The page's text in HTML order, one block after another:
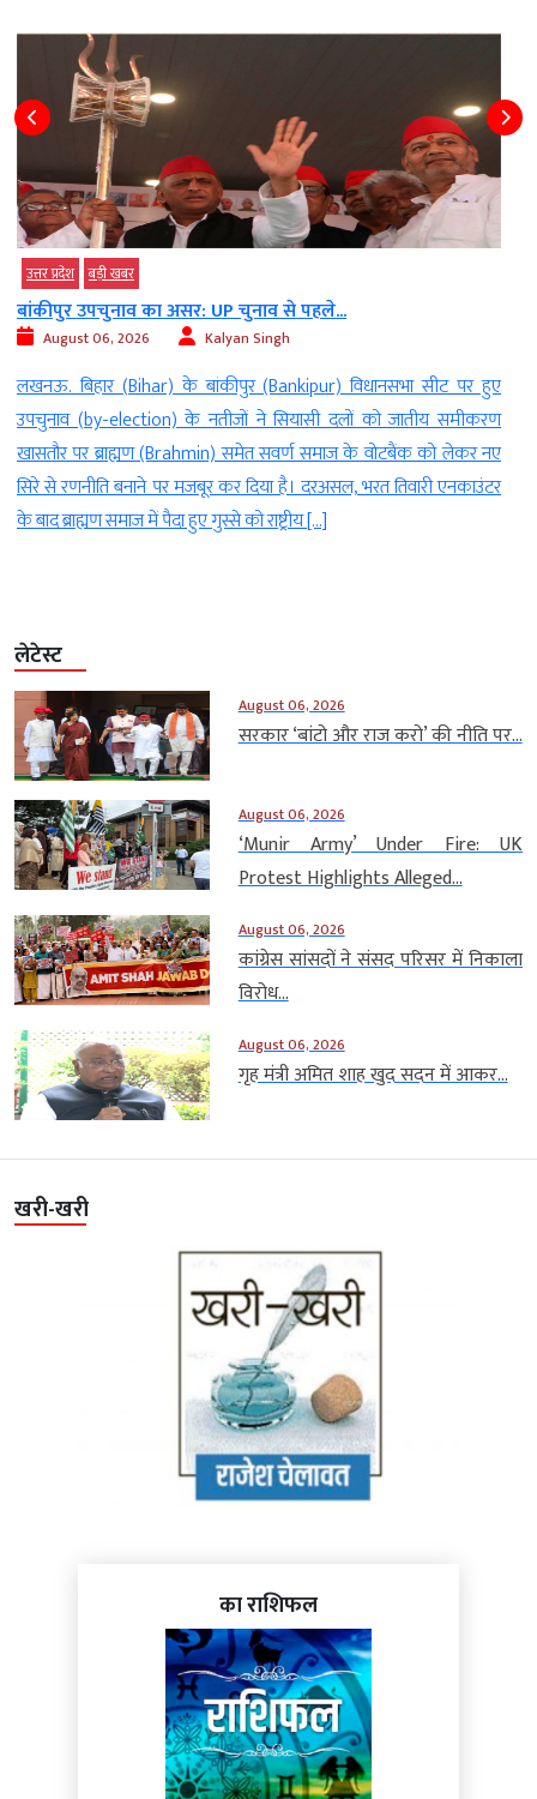
उत्तर प्रदेश बड़ी खबर
UP : प्रतापगढ़ में भारी बारिश का कहर:...
August 06, 2026 Kalyan Singh
प्रतापगढ़. उत्तर प्रदेश (UP) के प्रतापगढ़ (Pratapgarh) में गुरुवार तड़के एक
दर्दनाक हादसा (Tragic accident) हो गया. लगातार बारिश के बीच नगर
कोतवाली क्षेत्र के महुली मोहल्ले में करीब 100 साल पुराना जर्जर मकान (100-
year-old house collapses) अचानक भरभराकर गिर गया. हादसे के समय
मकान के एक कमरे में सो रहा पूरा परिवार मलबे में […]
लेटेस्ट
August 06, 2026
सरकार ‘बांटो और राज करो’ की नीति पर...
August 06, 2026
‘Munir Army’ Under Fire: UK
Protest Highlights Alleged...
August 06, 2026
कांग्रेस सांसदों ने संसद परिसर में निकाला
विरोध...
August 06, 2026
गृह मंत्री अमित शाह खुद सदन में आकर...
खरी-खरी
का राशिफल